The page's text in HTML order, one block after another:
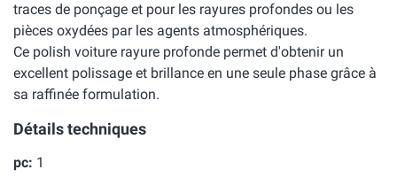
traces de ponçage et pour les rayures profondes ou les
pièces oxydées par les agents atmosphériques.
Ce polish voiture rayure profonde permet d'obtenir un
excellent polissage et brillance en une seule phase grâce à
sa raffinée formulation.
Détails techniques
pc: 1